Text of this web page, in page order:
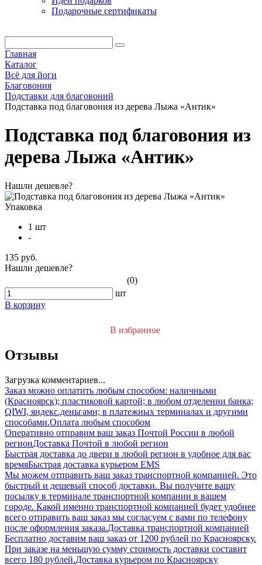
Подарочные сертификаты
Главная
Каталог
Всё для йоги
Благовония
Подставки для благовоний
Подставка под благовония из дерева Лыжа «Антик»
Подставка под благовония из
дерева Лыжа «Антик»
Нашли дешевле?
Упаковка
1 шт
-
135 руб.
Нашли дешевле?
(0)
шт
В корзину
В избранное
Отзывы
Загрузка комментариев...
Заказ можно оплатить любым способом: наличными
(Красноярск); пластиковой картой; в любом отделении банка;
QIWI, яндекс.деньгами; в платежных терминалах и другими
способами.Оплата любым способом
Оперативно отправим ваш заказ Почтой России в любой
регионДоставка Почтой в любой регион
Быстрая доставка до двери в любой регион в удобное для вас
времяБыстрая доставка курьером EMS
Мы можем отправить ваш заказ транспортной компанией. Это
быстрый и дешевый способ доставки. Вы получите вашу
посылку в терминале транспортной компании в вашем
городе. Какой именно транспортной компанией будет удобнее
всего отправить ваш заказ мы согласуем с вами по телефону
после оформления заказа.Доставка транспортной компанией
Бесплатно доставим ваш заказ от 1200 рублей по Красноярску.
При заказе на меньшую сумму стоимость доставки составит
всего 180 рублей.Доставка курьером по Красноярску